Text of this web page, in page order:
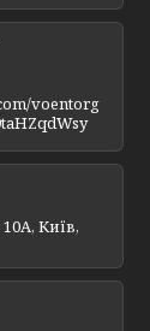
voentorg
Київ,